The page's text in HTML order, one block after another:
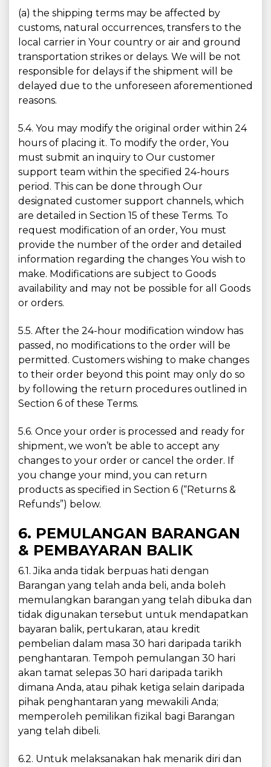
(a) the shipping terms may be affected by
customs, natural occurrences, transfers to the
local carrier in Your country or air and ground
transportation strikes or delays. We will be not
responsible for delays if the shipment will be
delayed due to the unforeseen aforementioned
reasons.
5.4. You may modify the original order within 24
hours of placing it. To modify the order, You
must submit an inquiry to Our customer
support team within the specified 24-hours
period. This can be done through Our
designated customer support channels, which
are detailed in Section 15 of these Terms. To
request modification of an order, You must
provide the number of the order and detailed
information regarding the changes You wish to
make. Modifications are subject to Goods
availability and may not be possible for all Goods
or orders.
5.5. After the 24-hour modification window has
passed, no modifications to the order will be
permitted. Customers wishing to make changes
to their order beyond this point may only do so
by following the return procedures outlined in
Section 6 of these Terms.
5.6. Once your order is processed and ready for
shipment, we won’t be able to accept any
changes to your order or cancel the order. If
you change your mind, you can return
products as specified in Section 6 (“Returns &
Refunds”) below.
6. PEMULANGAN BARANGAN
& PEMBAYARAN BALIK
6.1. Jika anda tidak berpuas hati dengan
Barangan yang telah anda beli, anda boleh
memulangkan barangan yang telah dibuka dan
tidak digunakan tersebut untuk mendapatkan
bayaran balik, pertukaran, atau kredit
pembelian dalam masa 30 hari daripada tarikh
penghantaran. Tempoh pemulangan 30 hari
akan tamat selepas 30 hari daripada tarikh
dimana Anda, atau pihak ketiga selain daripada
pihak penghantaran yang mewakili Anda;
memperoleh pemilikan fizikal bagi Barangan
yang telah dibeli.
6.2. Untuk melaksanakan hak menarik diri dan